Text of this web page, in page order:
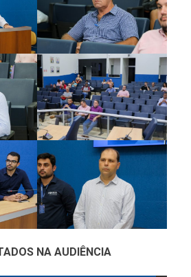
NA AUDIÊNCIA